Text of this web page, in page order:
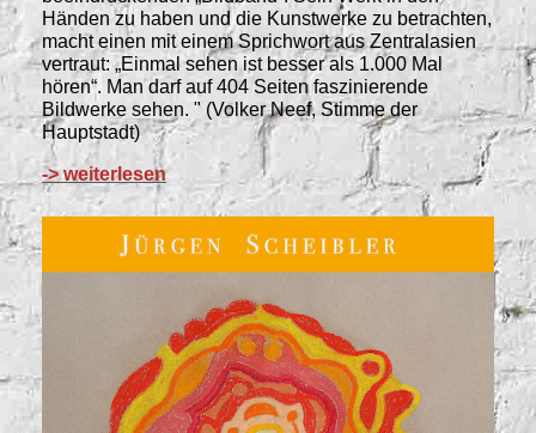
Händen zu haben und die Kunstwerke zu betrachten,
macht einen mit einem Sprichwort aus Zentralasien
vertraut: „Einmal sehen ist besser als 1.000 Mal
hören“. Man darf auf 404 Seiten faszinierende
Bildwerke sehen. " (Volker Neef, Stimme der
Hauptstadt)
->weiterlesen